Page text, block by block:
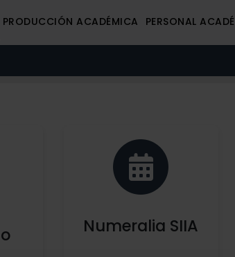
PRODUCCIÓN ACADÉMICA PERSONAL
Numeralia SIIA